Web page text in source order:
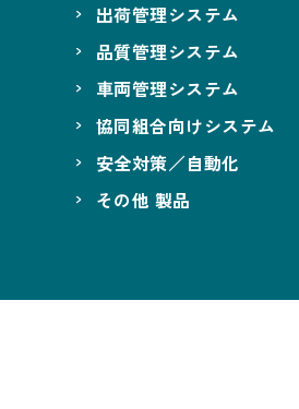
出荷管理システム
品質管理システム
車両管理システム
協同組合向けシステム
安全対策／自動化
その他 製品